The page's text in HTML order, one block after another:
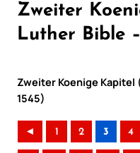
Zweiter
Luther Bible –
Zweiter Koenige Kapitel
1545)
◄ 1 2 3 4